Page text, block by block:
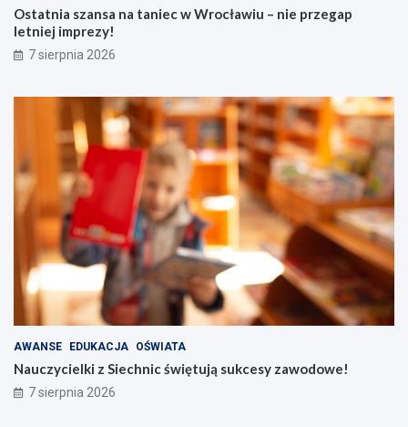
Ostatnia szansa na taniec w Wrocławiu – nie przegap
letniej imprezy!
7 sierpnia 2026
AWANSE EDUKACJA OŚWIATA
Nauczycielki z Siechnic świętują sukcesy zawodowe!
7 sierpnia 2026